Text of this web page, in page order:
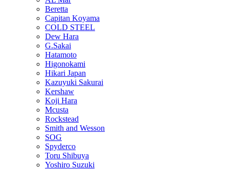
Beretta
Capitan Koyama
COLD STEEL
Dew Hara
G.Sakai
Hatamoto
Higonokami
Hikari Japan
Kazuyuki Sakurai
Kershaw
Koji Hara
Mcusta
Rockstead
Smith and Wesson
SOG
Spyderco
Toru Shibuya
Yoshiro Suzuki